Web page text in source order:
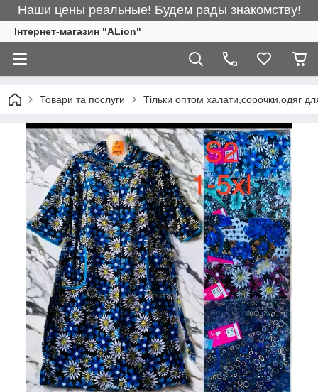
Наши цены реальные! Будем рады знакомству!
Інтернет-магазин "ALіon"
Товари та послуги Тільки оптом халати,сорочки,одяг